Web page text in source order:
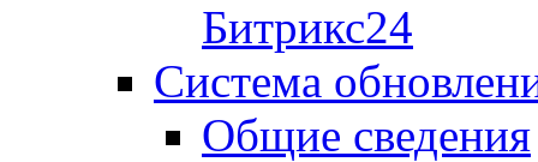
Битрикс24
Система
Общие сведения